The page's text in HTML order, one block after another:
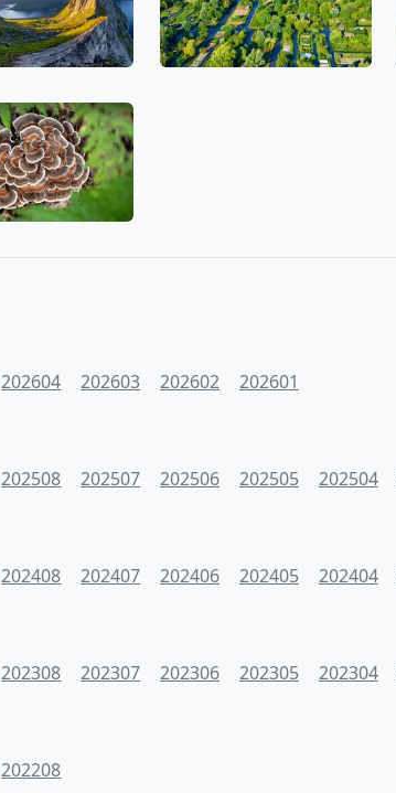
202604 202603 202602 202601
202508 202507 202506 202505 202504
202408 202407 202406 202405 202404
202308 202307 202306 202305 202304
202208